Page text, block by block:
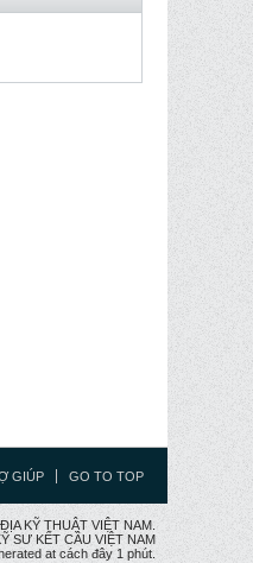
GIÚP GO TO TOP
KỸ THUẬT VIỆT NAM.
SƯ KẾT CÂU VIỆT NAM
at cách đây 1 phút.